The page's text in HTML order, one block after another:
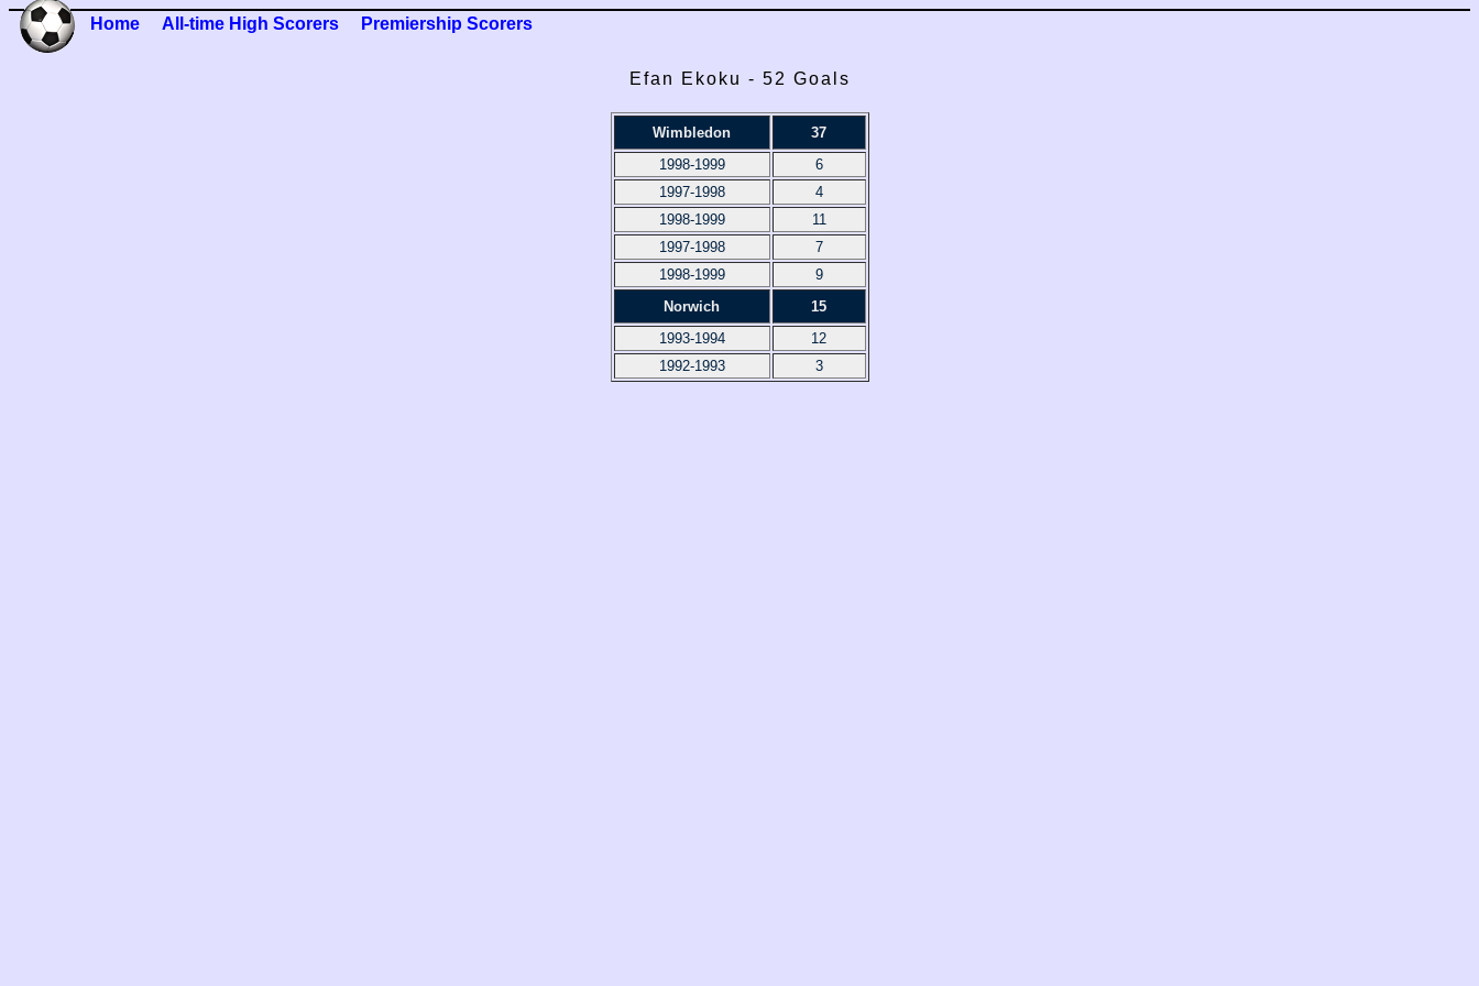
Home All-time High Scorers Premiership Scorers
Efan Ekoku - 52 Goals
Wimbledon
37
1998-1999
6
1997-1998
4
1998-1999
11
1997-1998
7
1998-1999
9
Norwich
15
1993-1994
12
1992-1993
3